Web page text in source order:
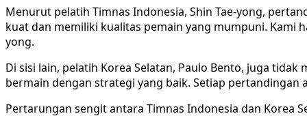
Menurut pelatih Timnas Indonesia, Shin Tae-yong,
kuat dan memiliki kualitas pemain yang mumpuni. Kami
yong.
Di sisi lain, pelatih Korea Selatan, Paulo Bento, juga
bermain dengan strategi yang baik. Setiap pertandingan
Pertarungan sengit antara Timnas Indonesia dan Korea